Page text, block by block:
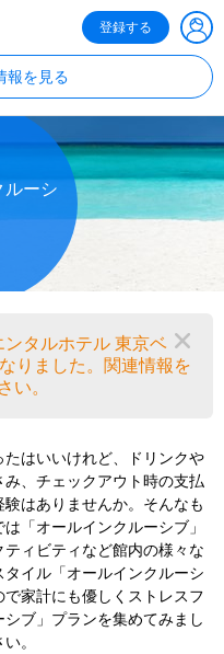
登録する
報を見る
ーシ
タルホテル 東京ベ
りました。関連情報を
い。
はいいけれど、ドリンクや
、チェックアウト時の支払
はありませんか。そんなも
「オールインクルーシブ」
ィビティなど館内の様々な
イル「オールインクルーシ
家計にも優しくストレスフ
ブ」プランを集めてみまし
。